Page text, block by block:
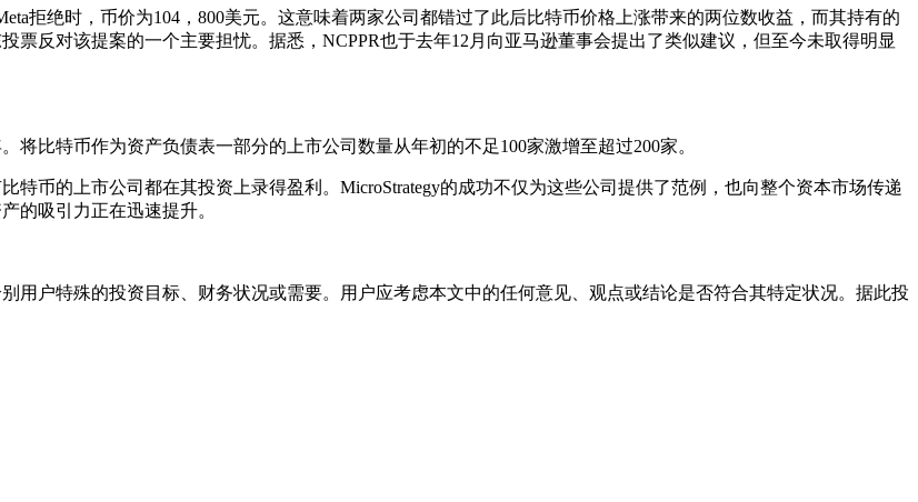
绝时，币价为104，800美元。这意味着两家公司都错过了此后比特币价格上涨带来的两位数收益，而其持有的
反对该提案的一个主要担忧。据悉，NCPPR也于去年12月向亚马逊董事会提出了类似建议，但至今未取得明显
比特币作为资产负债表一部分的上市公司数量从年初的不足100家激增至超过200家。
币的上市公司都在其投资上录得盈利。MicroStrategy的成功不仅为这些公司提供了范例，也向整个资本市场传递
的吸引力正在迅速提升。
户特殊的投资目标、财务状况或需要。用户应考虑本文中的任何意见、观点或结论是否符合其特定状况。据此投